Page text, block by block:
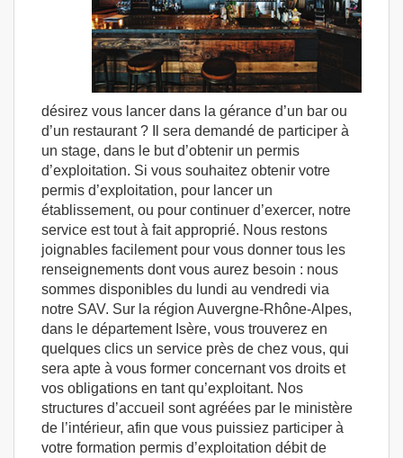
désirez vous lancer dans la gérance d’un bar ou
d’un restaurant ? Il sera demandé de participer à
un stage, dans le but d’obtenir un permis
d’exploitation. Si vous souhaitez obtenir votre
permis d’exploitation, pour lancer un
établissement, ou pour continuer d’exercer, notre
service est tout à fait approprié. Nous restons
joignables facilement pour vous donner tous les
renseignements dont vous aurez besoin : nous
sommes disponibles du lundi au vendredi via
notre SAV. Sur la région Auvergne-Rhône-Alpes,
dans le département Isère, vous trouverez en
quelques clics un service près de chez vous, qui
sera apte à vous former concernant vos droits et
vos obligations en tant qu’exploitant. Nos
structures d’accueil sont agréées par le ministère
de l’intérieur, afin que vous puissiez participer à
votre formation permis d’exploitation débit de